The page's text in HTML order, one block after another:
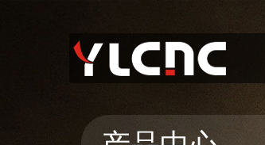
产品中心